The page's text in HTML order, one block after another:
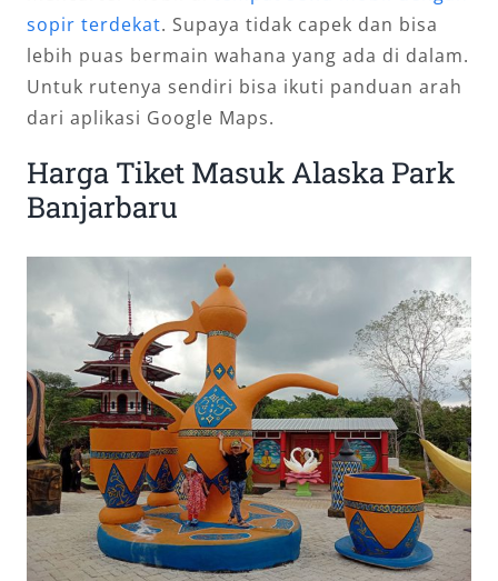
sopir terdekat. Supaya tidak capek dan bisa
lebih puas bermain wahana yang ada di dalam.
Untuk rutenya sendiri bisa ikuti panduan arah
dari aplikasi Google Maps.
Harga Tiket Masuk Alaska Park
Banjarbaru